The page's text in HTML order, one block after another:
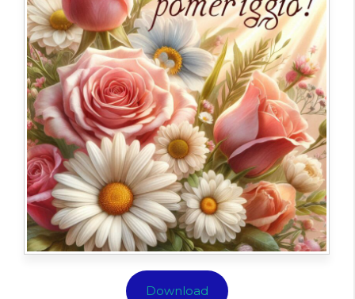
Download